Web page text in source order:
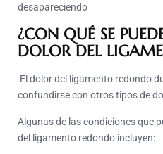
desapareciendo
¿CON QUÉ SE
DOLOR DEL
El dolor del ligamento redondo
confundirse con otros tipos de
Algunas de las condiciones que
del ligamento redondo incluyen: